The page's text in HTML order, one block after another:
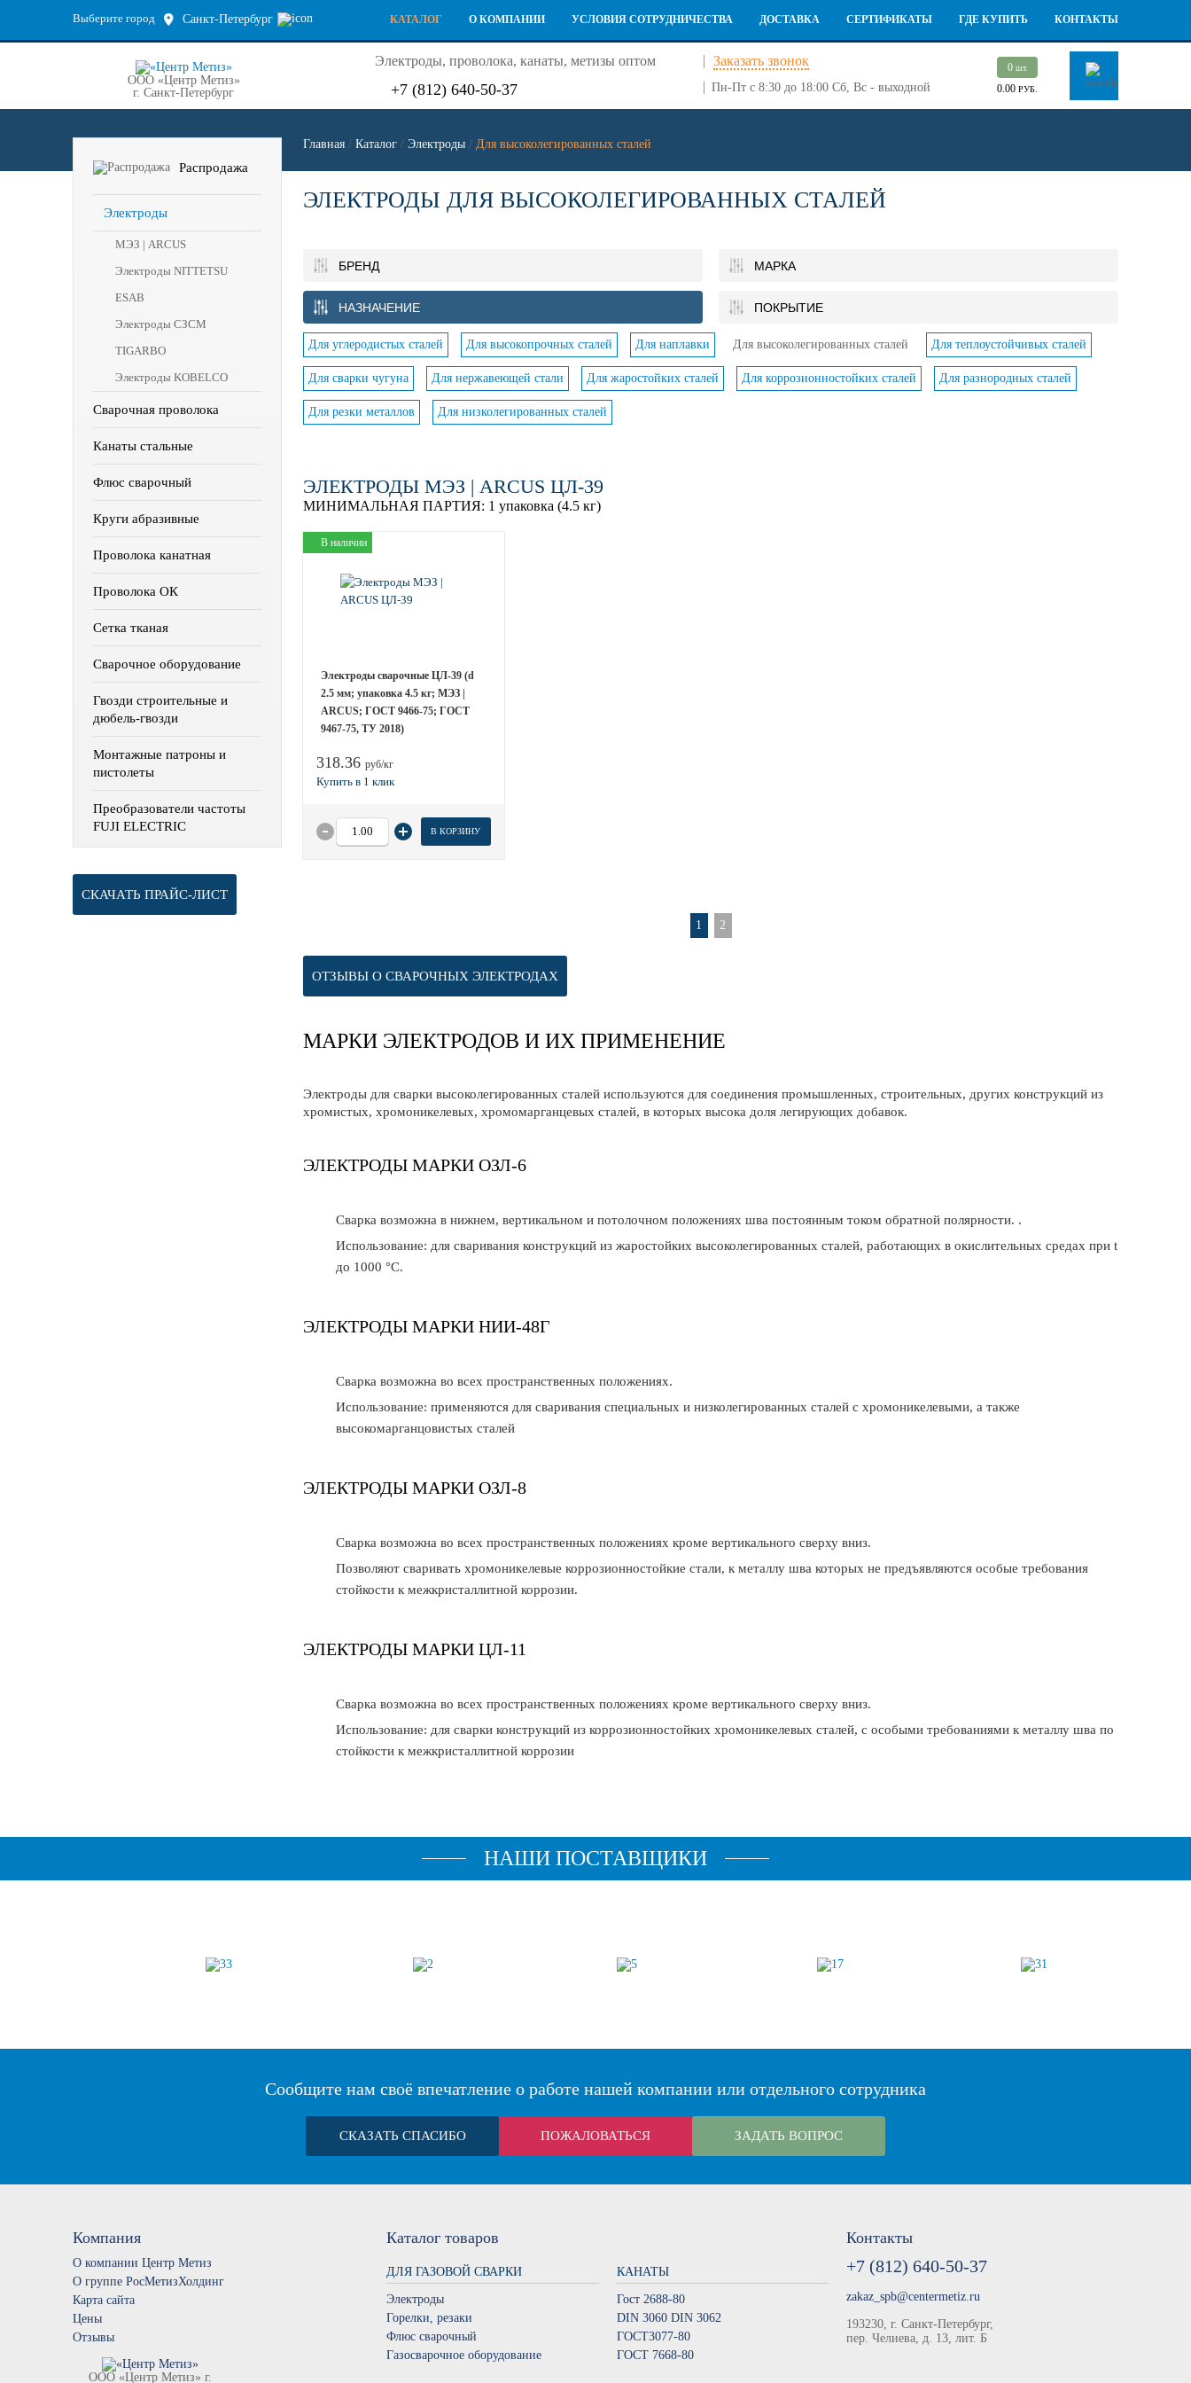
Выберите город Санкт-Петербург КАТАЛОГ О КОМПАНИИ УСЛОВИЯ СОТРУДНИЧЕСТВА ДОСТАВКА СЕРТИФИКАТЫ ГДЕ КУПИТЬ КОНТАКТЫ
ООО «Центр Метиз»
г. Санкт-Петербург
Электроды, проволока, канаты, метизы оптом Заказать звонок
+7 (812) 640-50-37 Пн-Пт с 8:30 до 18:00 Сб, Вс - выходной
0 шт.
0.00РУБ.
Распродажа
Электроды
МЭЗ | ARCUS
Электроды NITTETSU
ESAB
Электроды СЗСМ
TIGARBO
Электроды KOBELCO
Сварочная проволока
Канаты стальные
Флюс сварочный
Круги абразивные
Проволока канатная
Проволока ОК
Сетка тканая
Сварочное оборудование
Гвозди строительные и
дюбель-гвозди
Монтажные патроны и
пистолеты
Преобразователи частоты
FUJI ELECTRIC
СКАЧАТЬ ПРАЙС-ЛИСТ
Главная / Каталог / Электроды / Для высоколегированных сталей
ЭЛЕКТРОДЫ ДЛЯ ВЫСОКОЛЕГИРОВАННЫХ СТАЛЕЙ
БРЕНД МАРКА
НАЗНАЧЕНИЕ ПОКРЫТИЕ
Для углеродистых сталей Для высокопрочных сталей Для наплавки Для высоколегированных сталей Для теплоустойчивых сталей
Для сварки чугуна Для нержавеющей стали Для жаростойких сталей Для коррозионностойких сталей Для разнородных сталей
Для резки металлов Для низколегированных сталей
ЭЛЕКТРОДЫ МЭЗ | ARCUS ЦЛ-39
МИНИМАЛЬНАЯ ПАРТИЯ: 1 упаковка (4.5 кг)
В наличии
Электроды сварочные ЦЛ-39 (d
2.5 мм; упаковка 4.5 кг; МЭЗ |
ARCUS; ГОСТ 9466-75; ГОСТ
9467-75, ТУ 2018)
318.36 руб/кг
В КОРЗИНУ
1 2
ОТЗЫВЫ О СВАРОЧНЫХ ЭЛЕКТРОДАХ
МАРКИ ЭЛЕКТРОДОВ И ИХ ПРИМЕНЕНИЕ
Электроды для сварки высоколегированных сталей используются для соединения промышленных, строительных, других конструкций из
хромистых, хромоникелевых, хромомарганцевых сталей, в которых высока доля легирующих добавок.
ЭЛЕКТРОДЫ МАРКИ ОЗЛ-6
Cварка возможна в нижнем, вертикальном и потолочном положениях шва постоянным током обратной полярности. .
Использование: для сваривания конструкций из жаростойких высоколегированных сталей, работающих в окислительных средах при t
до 1000 °С.
ЭЛЕКТРОДЫ МАРКИ НИИ-48Г
Cварка возможна во всех пространственных положениях.
Использование: применяются для сваривания специальных и низколегированных сталей с хромоникелевыми, а также
высокомарганцовистых сталей
ЭЛЕКТРОДЫ МАРКИ ОЗЛ-8
Cварка возможна во всех пространственных положениях кроме вертикального сверху вниз.
Позволяют сваривать хромоникелевые коррозионностойкие стали, к металлу шва которых не предъявляются особые требования
стойкости к межкристаллитной коррозии.
ЭЛЕКТРОДЫ МАРКИ ЦЛ-11
Cварка возможна во всех пространственных положениях кроме вертикального сверху вниз.
Использование: для сварки конструкций из коррозионностойких хромоникелевых сталей, с особыми требованиями к металлу шва по
стойкости к межкристаллитной коррозии
НАШИ ПОСТАВЩИКИ
Сообщите нам своё впечатление о работе нашей компании или отдельного сотрудника
СКАЗАТЬ СПАСИБО ПОЖАЛОВАТЬСЯ ЗАДАТЬ ВОПРОС
Компания
О компании Центр Метиз
О группе РосМетизХолдинг
Карта сайта
Цены
Отзывы
ООО «Центр Метиз» г.
Каталог товаров
ДЛЯ ГАЗОВОЙ СВАРКИ
Электроды
Горелки, резаки
Флюс сварочный
Газосварочное оборудование
КАНАТЫ
Гост 2688-80
DIN 3060 DIN 3062
ГОСТ3077-80
ГОСТ 7668-80
Контакты
+7 (812) 640-50-37
zakaz_spb@centermetiz.ru
193230, г. Санкт-Петербург,
пер. Челиева, д. 13, лит. Б